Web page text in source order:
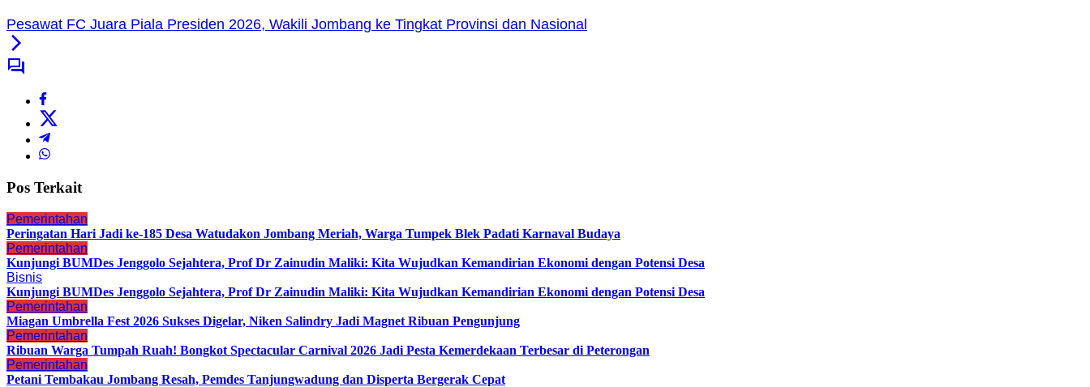
Pesawat FC Juara Piala Presiden 2026, Wakili Jombang ke Tingkat Provinsi dan Nasional
Pos Terkait
Pemerintahan
Peringatan Hari Jadi ke-185 Desa Watudakon Jombang Meriah, Warga Tumpek Blek Padati Karnaval Budaya
Pemerintahan
Kunjungi BUMDes Jenggolo Sejahtera, Prof Dr Zainudin Maliki: Kita Wujudkan Kemandirian Ekonomi dengan Potensi Desa
Bisnis
Kunjungi BUMDes Jenggolo Sejahtera, Prof Dr Zainudin Maliki: Kita Wujudkan Kemandirian Ekonomi dengan Potensi Desa
Pemerintahan
Miagan Umbrella Fest 2026 Sukses Digelar, Niken Salindry Jadi Magnet Ribuan Pengunjung
Pemerintahan
Ribuan Warga Tumpah Ruah! Bongkot Spectacular Carnival 2026 Jadi Pesta Kemerdekaan Terbesar di Peterongan
Pemerintahan
Petani Tembakau Jombang Resah, Pemdes Tanjungwadung dan Disperta Bergerak Cepat